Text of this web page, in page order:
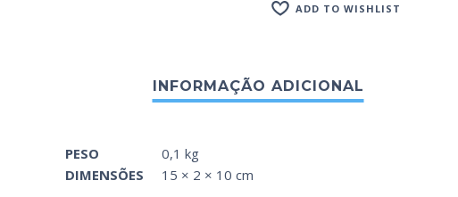
ADD TO WISHLIST
PESO
0,1 kg
DIMENSÕES
15 × 2 × 10 cm